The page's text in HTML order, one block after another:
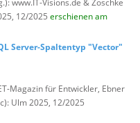
12/2025 erschienen am
Server-Spaltentyp "Vector"
Magazin für Entwickler, Ebner
Ulm 2025, 12/2025